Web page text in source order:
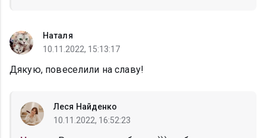
Наталя
10.11.2022, 15:13:17
Дякую, повеселили на славу!
Леся Найденко
10.11.2022, 16:52:23